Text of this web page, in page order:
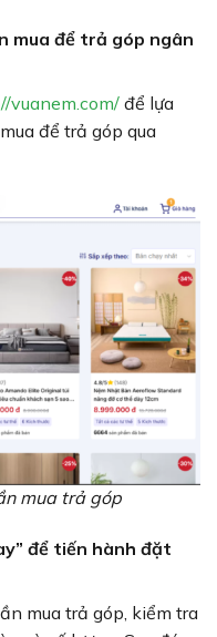
mua để trả góp ngân
vuanem.com/ để lựa
để trả góp qua
mua trả góp
để tiến hành đặt
mua trả góp, kiểm tra